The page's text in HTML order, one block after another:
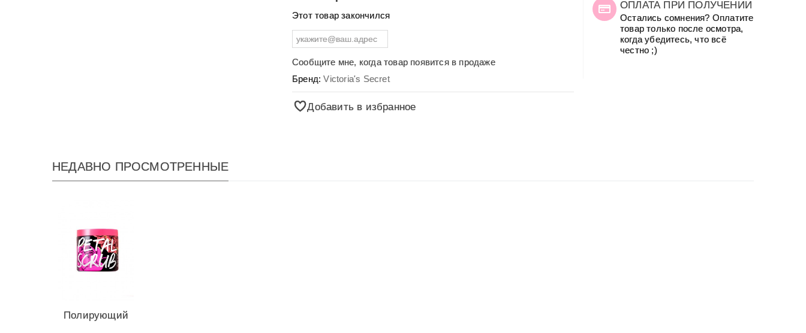
Этот товар закончился
Сообщите мне, когда товар появится в продаже
Бренд:Victoria's Secret
Добавить в избранное
ОПЛАТА ПРИ ПОЛУЧЕНИИ
Остались сомнения? Оплатите
товар только после осмотра,
когда убедитесь, что всё
честно ;)
НЕДАВНО ПРОСМОТРЕННЫЕ
Полирующий